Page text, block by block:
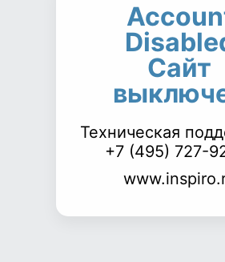
Сайт
Техническая
+7 (495) 727-